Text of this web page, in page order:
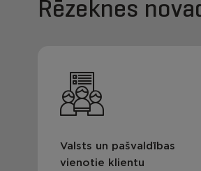
Rēzeknes
Valsts un pašvaldības
vienotie klientu